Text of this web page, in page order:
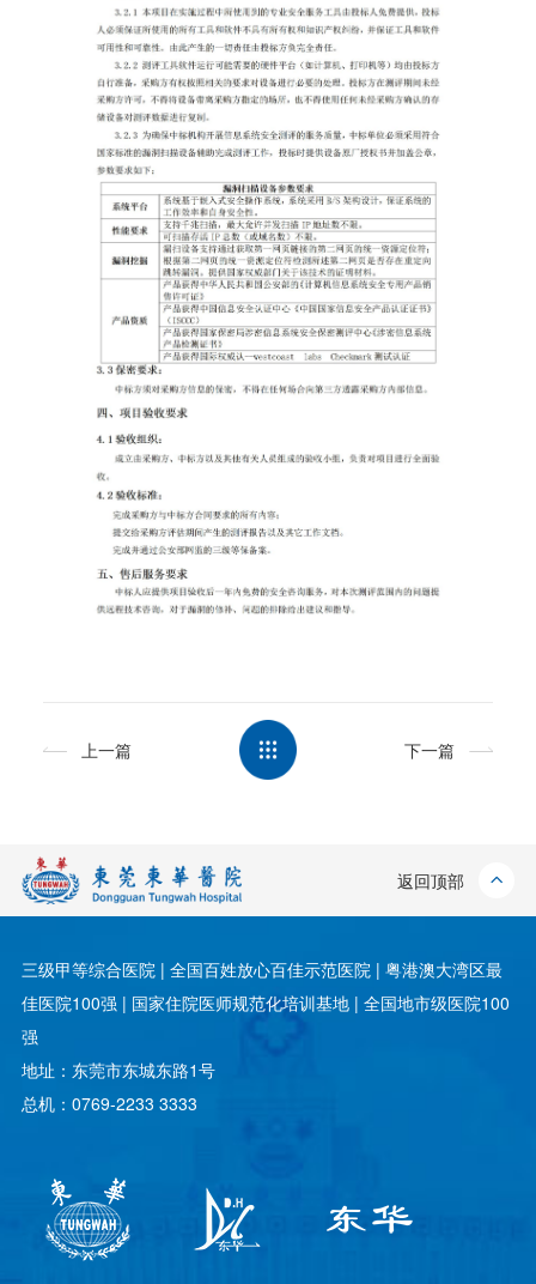
上一篇 下一篇
返回顶部
三级甲等综合医院 | 全国百姓放心百佳示范医院 | 粤港澳大湾区最
佳医院100强 | 国家住院医师规范化培训基地 | 全国地市级医院100
强
地址：东莞市东城东路1号
总机：0769-2233 3333